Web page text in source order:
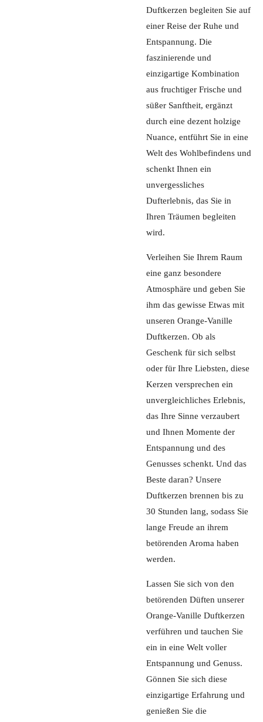
Duftkerzen begleiten Sie auf
einer Reise der Ruhe und
Entspannung. Die
faszinierende und
einzigartige Kombination
aus fruchtiger Frische und
süßer Sanftheit, ergänzt
durch eine dezent holzige
Nuance, entführt Sie in eine
Welt des Wohlbefindens und
schenkt Ihnen ein
unvergessliches
Dufterlebnis, das Sie in
Ihren Träumen begleiten
wird.
Verleihen Sie Ihrem Raum
eine ganz besondere
Atmosphäre und geben Sie
ihm das gewisse Etwas mit
unseren Orange-Vanille
Duftkerzen. Ob als
Geschenk für sich selbst
oder für Ihre Liebsten, diese
Kerzen versprechen ein
unvergleichliches Erlebnis,
das Ihre Sinne verzaubert
und Ihnen Momente der
Entspannung und des
Genusses schenkt. Und das
Beste daran? Unsere
Duftkerzen brennen bis zu
30 Stunden lang, sodass Sie
lange Freude an ihrem
betörenden Aroma haben
werden.
Lassen Sie sich von den
betörenden Düften unserer
Orange-Vanille Duftkerzen
verführen und tauchen Sie
ein in eine Welt voller
Entspannung und Genuss.
Gönnen Sie sich diese
einzigartige Erfahrung und
genießen Sie die